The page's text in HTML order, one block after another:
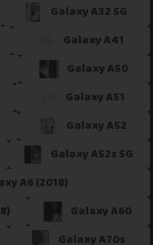
Galaxy A32 5G
Galaxy A41
Galaxy A50
Galaxy A51
Galaxy A52
Galaxy A52s 5G
A6 (2018)
Galaxy A60
Galaxy A70s